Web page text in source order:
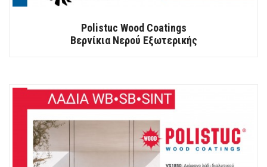
Polistuc Wood Coatings
Βερνίκια Νερού Εξωτερικής